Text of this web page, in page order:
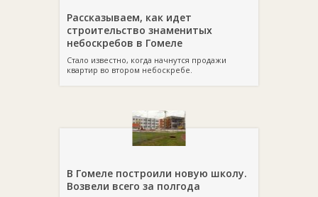
Рассказываем, как идет
строительство знаменитых
небоскребов в Гомеле
Стало известно, когда начнутся продажи
квартир во втором небоскребе.
В Гомеле построили новую школу.
Возвели всего за полгода